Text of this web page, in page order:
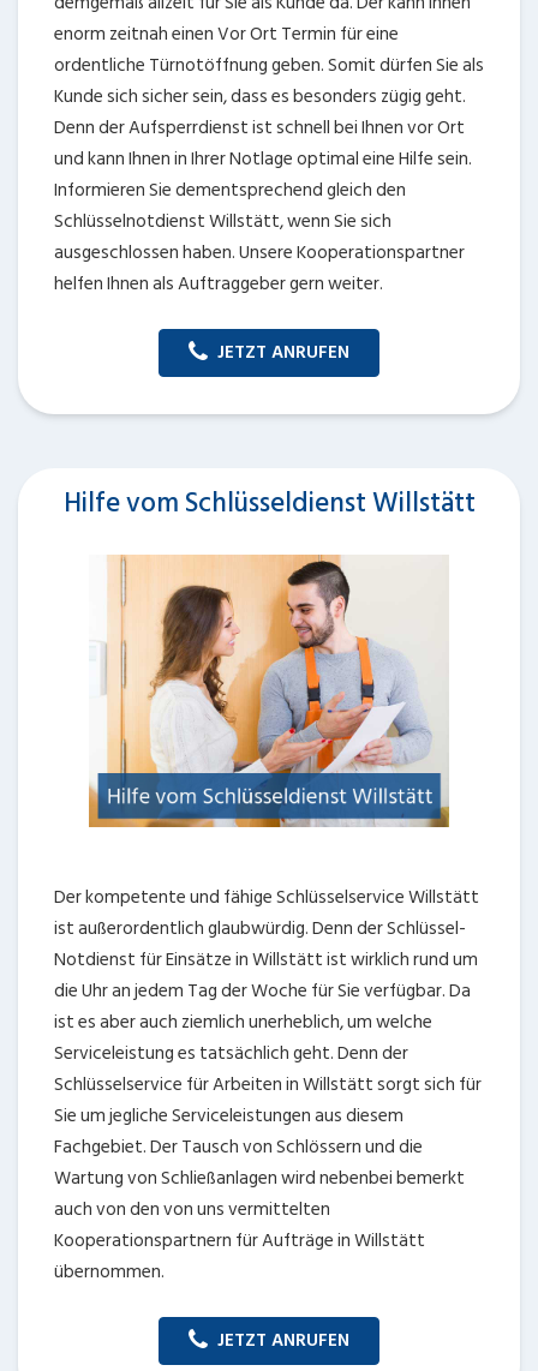
enorm zeitnah einen Vor Ort Termin für eine
ordentliche Türnotöffnung geben. Somit dürfen Sie als
Kunde sich sicher sein, dass es besonders zügig geht.
Denn der Aufsperrdienst ist schnell bei Ihnen vor Ort
und kann Ihnen in Ihrer Notlage optimal eine Hilfe sein.
Informieren Sie dementsprechend gleich den
Schlüsselnotdienst Willstätt, wenn Sie sich
ausgeschlossen haben. Unsere Kooperationspartner
helfen Ihnen als Auftraggeber gern weiter.
JETZT ANRUFEN
Hilfe vom Schlüsseldienst Willstätt
Der kompetente und fähige Schlüsselservice Willstätt
ist außerordentlich glaubwürdig. Denn der Schlüssel-
Notdienst für Einsätze in Willstätt ist wirklich rund um
die Uhr an jedem Tag der Woche für Sie verfügbar. Da
ist es aber auch ziemlich unerheblich, um welche
Serviceleistung es tatsächlich geht. Denn der
Schlüsselservice für Arbeiten in Willstätt sorgt sich für
Sie um jegliche Serviceleistungen aus diesem
Fachgebiet. Der Tausch von Schlössern und die
Wartung von Schließanlagen wird nebenbei bemerkt
auch von den von uns vermittelten
Kooperationspartnern für Aufträge in Willstätt
übernommen.
JETZT ANRUFEN